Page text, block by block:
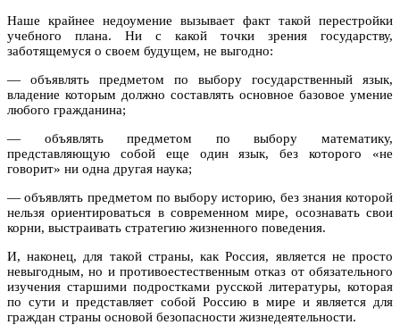
Наше крайнее недоумение вызывает факт такой перестройки
учебного плана. Ни с какой точки зрения государству,
заботящемуся о своем будущем, не выгодно:
— объявлять предметом по выбору государственный язык,
владение которым должно составлять основное базовое умение
любого гражданина;
— объявлять предметом по выбору математику,
представляющую собой еще один язык, без которого «не
говорит» ни одна другая наука;
— объявлять предметом по выбору историю, без знания которой
нельзя ориентироваться в современном мире, осознавать свои
корни, выстраивать стратегию жизненного поведения.
И, наконец, для такой страны, как Россия, является не просто
невыгодным, но и противоестественным отказ от обязательного
изучения старшими подростками русской литературы, которая
по сути и представляет собой Россию в мире и является для
граждан страны основой безопасности жизнедеятельности.